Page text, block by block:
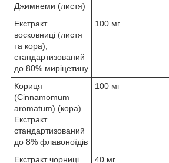
Джимнеми (листя)
Екстракт
восковниці (листя
та кора),
стандартизований
до 80% миріцетину
100 мг
Кориця
(Cinnamomum
aromatum) (кора)
Екстракт
стандартизований
до 8% флавоноїдів
100 мг
Екстракт чорниці
40 мг